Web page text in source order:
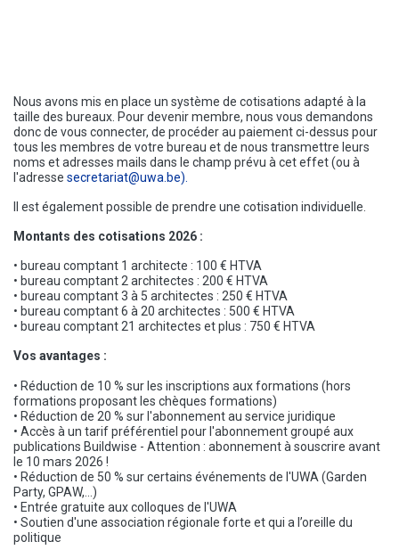
Nous avons mis en place un système de cotisations adapté à la
taille des bureaux. Pour devenir membre, nous vous demandons
donc de vous connecter, de procéder au paiement ci-dessus pour
tous les membres de votre bureau et de nous transmettre leurs
noms et adresses mails dans le champ prévu à cet effet (ou à
l'adresse secretariat@uwa.be).
Il est également possible de prendre une cotisation individuelle.
Montants des cotisations 2026 :
• bureau comptant 1 architecte : 100 € HTVA
• bureau comptant 2 architectes : 200 € HTVA
• bureau comptant 3 à 5 architectes : 250 € HTVA
• bureau comptant 6 à 20 architectes : 500 € HTVA
• bureau comptant 21 architectes et plus : 750 € HTVA
Vos avantages :
• Réduction de 10 % sur les inscriptions aux formations (hors
formations proposant les chèques formations)
• Réduction de 20 % sur l'abonnement au service juridique
• Accès à un tarif préférentiel pour l'abonnement groupé aux
publications Buildwise - Attention : abonnement à souscrire avant
le 10 mars 2026 !
• Réduction de 50 % sur certains événements de l'UWA (Garden
Party, GPAW,...)
• Entrée gratuite aux colloques de l'UWA
• Soutien d'une association régionale forte et qui a l’oreille du
politique